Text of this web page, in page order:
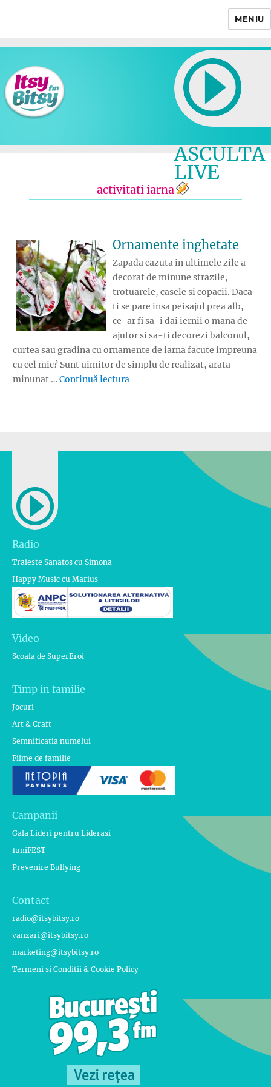
MENIU
ASCULTA
LIVE
activitati iarna
Ornamente inghetate
Zapada cazuta in ultimele zile a
decorat de minune strazile,
trotuarele, casele si copacii. Daca
ti se pare insa peisajul prea alb,
ce-ar fi sa-i dai iernii o mana de
ajutor si sa-ti decorezi balconul,
curtea sau gradina cu ornamente de iarna facute impreuna
cu cel mic? Sunt uimitor de simplu de realizat, arata
minunat … Continuă lectura
Radio
Traieste Sanatos cu Simona
Happy Music cu Marius
Video
Scoala de SuperEroi
Timp in familie
Jocuri
Art & Craft
Semnificatia numelui
Filme de familie
Campanii
Gala Lideri pentru Liderasi
1uniFEST
Prevenire Bullying
Contact
radio@itsybitsy.ro
vanzari@itsybitsy.ro
marketing@itsybitsy.ro
Termeni si Conditii & Cookie Policy